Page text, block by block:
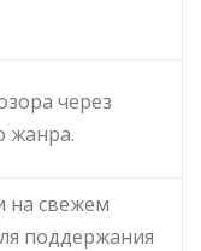
через
жанра.
на свежем
поддержания